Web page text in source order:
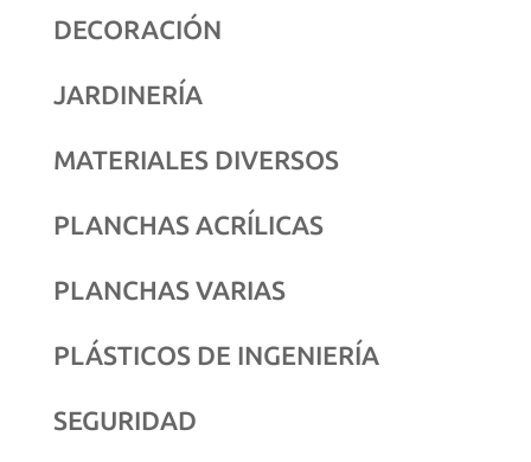
DECORACIÓN
JARDINERÍA
MATERIALES DIVERSOS
PLANCHAS ACRÍLICAS
PLANCHAS VARIAS
PLÁSTICOS DE INGENIERÍA
SEGURIDAD